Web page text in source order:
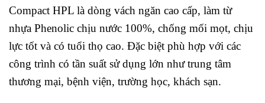
Compact HPL là dòng vách ngăn cao cấp, làm từ
nhựa Phenolic chịu nước 100%, chống mối mọt, chịu
lực tốt và có tuổi thọ cao. Đặc biệt phù hợp với các
công trình có tần suất sử dụng lớn như trung tâm
thương mại, bệnh viện, trường học, khách sạn.